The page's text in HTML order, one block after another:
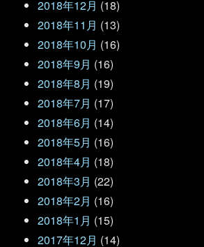
2018年12月 (18)
2018年11月 (13)
2018年10月 (16)
2018年9月 (16)
2018年8月 (19)
2018年7月 (17)
2018年6月 (14)
2018年5月 (16)
2018年4月 (18)
2018年3月 (22)
2018年2月 (16)
2018年1月 (15)
2017年12月 (14)